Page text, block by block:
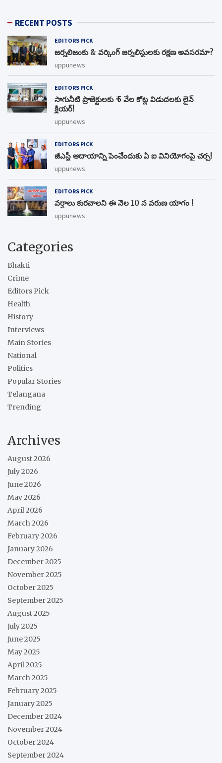
RECENT POSTS
EDITORS PICK
జర్నలిజంకు & వర్కింగ్ జర్నలిస్టులకు రక్షణ అవసరమా?
uppunews
EDITORS PICK
సాగునీటి ప్రాజెక్టులకు ₹ 5 వేల కోట్ల విడుదలకు లైన్
క్లియర్!
uppunews
EDITORS PICK
జీఎస్టీ ఆదాయాన్ని పెంచేందుకు ఏ ఐ వినియోగంపై చర్చ!
uppunews
EDITORS PICK
వర్షాలు కురవాలని ఈ నెల 10 న వరుణ యాగం !
uppunews
Categories
Bhakti
Crime
Editors Pick
Health
History
Interviews
Main Stories
National
Politics
Popular Stories
Telangana
Trending
Archives
August 2026
July 2026
June 2026
May 2026
April 2026
March 2026
February 2026
January 2026
December 2025
November 2025
October 2025
September 2025
August 2025
July 2025
June 2025
May 2025
April 2025
March 2025
February 2025
January 2025
December 2024
November 2024
October 2024
September 2024